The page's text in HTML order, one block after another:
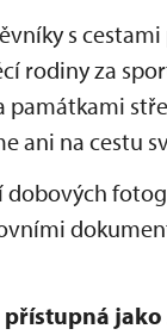
s
rodiny za
památkami
ani na cestu
dobových
jako